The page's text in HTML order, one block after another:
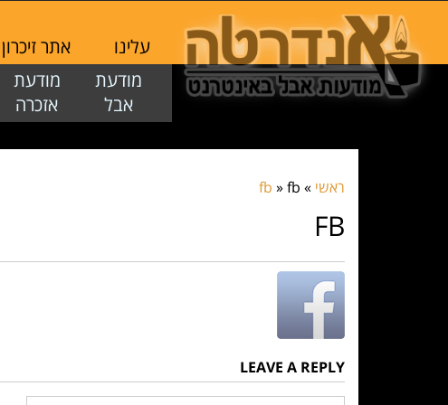
עלינו אתר זיכרון
מודעת
אבל
מודעת
אזכרה
ראשי »
fb » fb
FB
LEAVE A REPLY